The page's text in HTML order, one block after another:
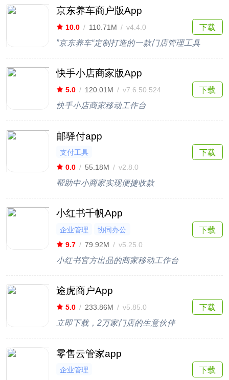
京东养车商户版App
10.0 / 110.71M / v4.4.0
”京东养车“定制打造的一款门店管理工具
下载
快手小店商家版App
5.0 / 120.01M / v7.6.50.524
快手小店商家移动工作台
下载
邮驿付app
支付工具
0.0 / 55.18M / v2.8.0
帮助中小商家实现便捷收款
下载
小红书千帆App
企业管理
协同办公
9.7 / 79.92M / v5.25.0
小红书官方出品的商家移动工作台
下载
途虎商户App
5.0 / 233.86M / v5.85.0
立即下载，2万家门店的生意伙伴
下载
零售云管家app
企业管理
下载